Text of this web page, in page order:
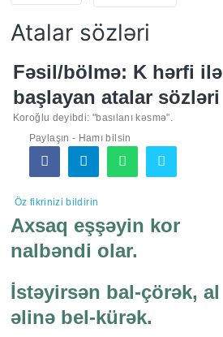
Atalar sözləri
Fəsil/bölmə: K hərfi ilə
başlayan atalar sözləri
Koroğlu deyibdi: "basılanı kəsmə".
Paylaşın - Hamı bilsin
Öz fikrinizi bildirin
Axsaq eşşəyin kor
nalbəndi olar.
İstəyirsən bal-çörək, al
əlinə bel-kürək.